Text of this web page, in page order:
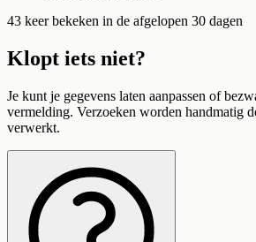
43 keer bekeken in de afgelopen 30 dagen
Klopt iets niet?
Je kunt je gegevens laten aanpassen of
vermelding. Verzoeken worden handmatig
verwerkt.